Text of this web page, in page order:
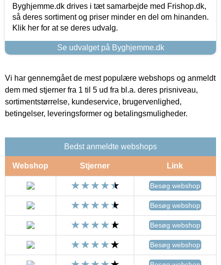
Byghjemme.dk drives i tæt samarbejde med Frishop.dk,
så deres sortiment og priser minder en del om hinanden.
Klik her for at se deres udvalg.
Se udvalget på Byghjemme.dk
Vi har gennemgået de mest populære webshops og anmeldt
dem med stjerner fra 1 til 5 ud fra bl.a. deres prisniveau,
sortimentstørrelse, kundeservice, brugervenlighed,
betingelser, leveringsformer og betalingsmuligheder.
Bedst anmeldte webshops
Webshop Stjerner Link
Besøg webshop
Besøg webshop
Besøg webshop
Besøg webshop